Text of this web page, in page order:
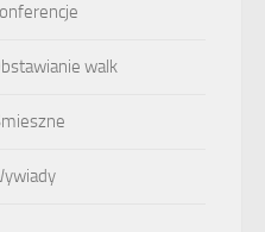
walk